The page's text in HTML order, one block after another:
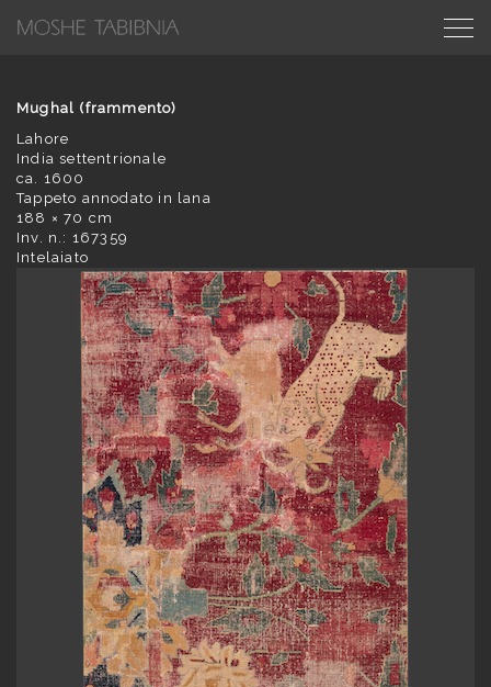
Mughal (frammento)
Lahore
India settentrionale
ca. 1600
Tappeto annodato in lana
188 × 70 cm
Inv. n.: 167359
Intelaiato